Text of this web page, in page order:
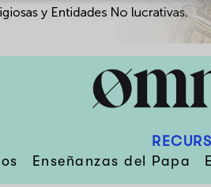
Enseñanzas del Papa